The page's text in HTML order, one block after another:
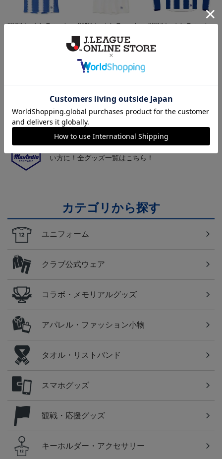
26/27オーセンティックユ 26/27オーセンティックユ
d）
18,700円～23,760円
26/27オーセンティックユ
山形
チームマスコット「ディーオ」グッズは、サポータ
山形
い方に！全グッズ一覧はこちら！
カテゴリから探す
ユニフォーム
クラブ公式ウェア
コラボ・メモリアルグッズ
アパレル・ファッション小物
タオル・リストバンド
スマホグッズ
観戦・応援グッズ
キーホルダー・アクセサリー